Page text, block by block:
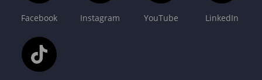
Facebook Instagram YouTube LinkedIn